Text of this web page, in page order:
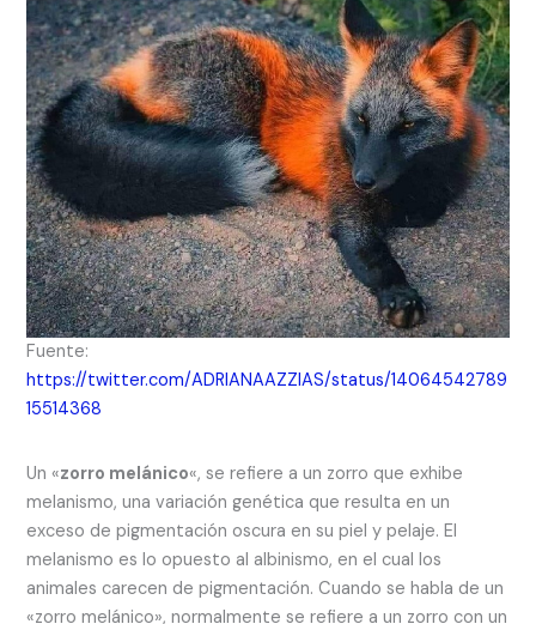
Fuente:
https://twitter.com/ADRIANAAZZIAS/status/14064542789
15514368
Un «zorro melánico«, se refiere a un zorro que exhibe
melanismo, una variación genética que resulta en un
exceso de pigmentación oscura en su piel y pelaje. El
melanismo es lo opuesto al albinismo, en el cual los
animales carecen de pigmentación. Cuando se habla de un
«zorro melánico», normalmente se refiere a un zorro con un